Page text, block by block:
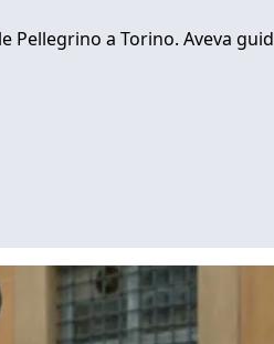
a Torino. Aveva